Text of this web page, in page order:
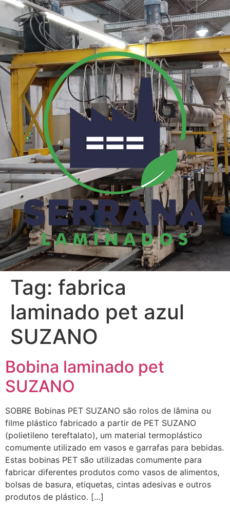
Tag: fabrica
laminado pet azul
SUZANO
Bobina laminado pet
SUZANO
SOBRE Bobinas PET SUZANO são rolos de lâmina ou
filme plástico fabricado a partir de PET SUZANO
(polietileno tereftalato), um material termoplástico
comumente utilizado em vasos e garrafas para bebidas.
Estas bobinas PET são utilizadas comumente para
fabricar diferentes produtos como vasos de alimentos,
bolsas de basura, etiquetas, cintas adesivas e outros
produtos de plástico. […]